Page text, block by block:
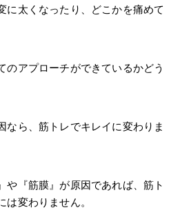
に太くなったり、どこかを痛めて
のアプローチができているかどう
なら、筋トレでキレイに変わりま
や『筋膜』が原因であれば、筋ト
変わりません。